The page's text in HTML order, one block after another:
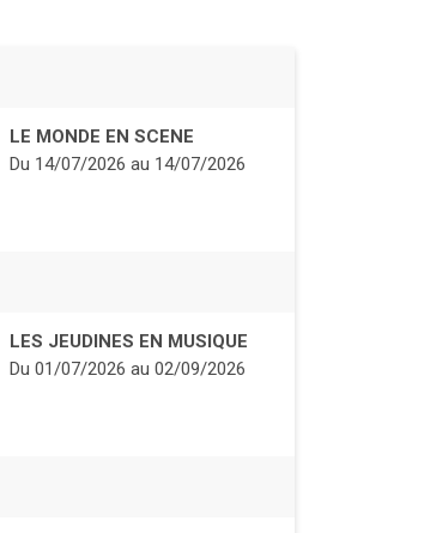
LE MONDE EN SCENE
Du 14/07/2026au 14/07/2026
LES JEUDINES EN MUSIQUE
Du 01/07/2026au 02/09/2026